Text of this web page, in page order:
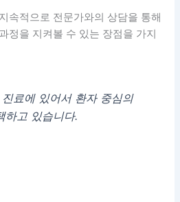
속적으로 전문가와의 상담을 통해
정을 지켜볼 수 있는 장점을 가지
료에 있어서 환자 중심의
하고 있습니다.